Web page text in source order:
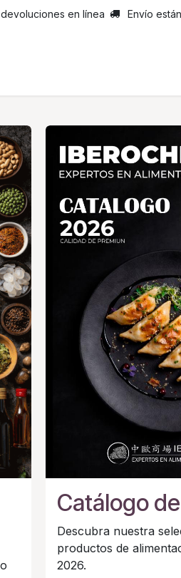
en línea Envío
Catálogo
Descubra nuestra
productos de
2026.